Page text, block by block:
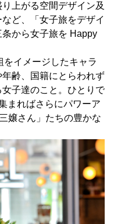
上がる空間デザイン及
ど、「女子旅をデザイ
から女子旅を Happy
イメージしたキャラ
齢、国籍にとらわれず
子達のこと。ひとりで
まればさらにパワーア
嬢さん」たちの豊かな